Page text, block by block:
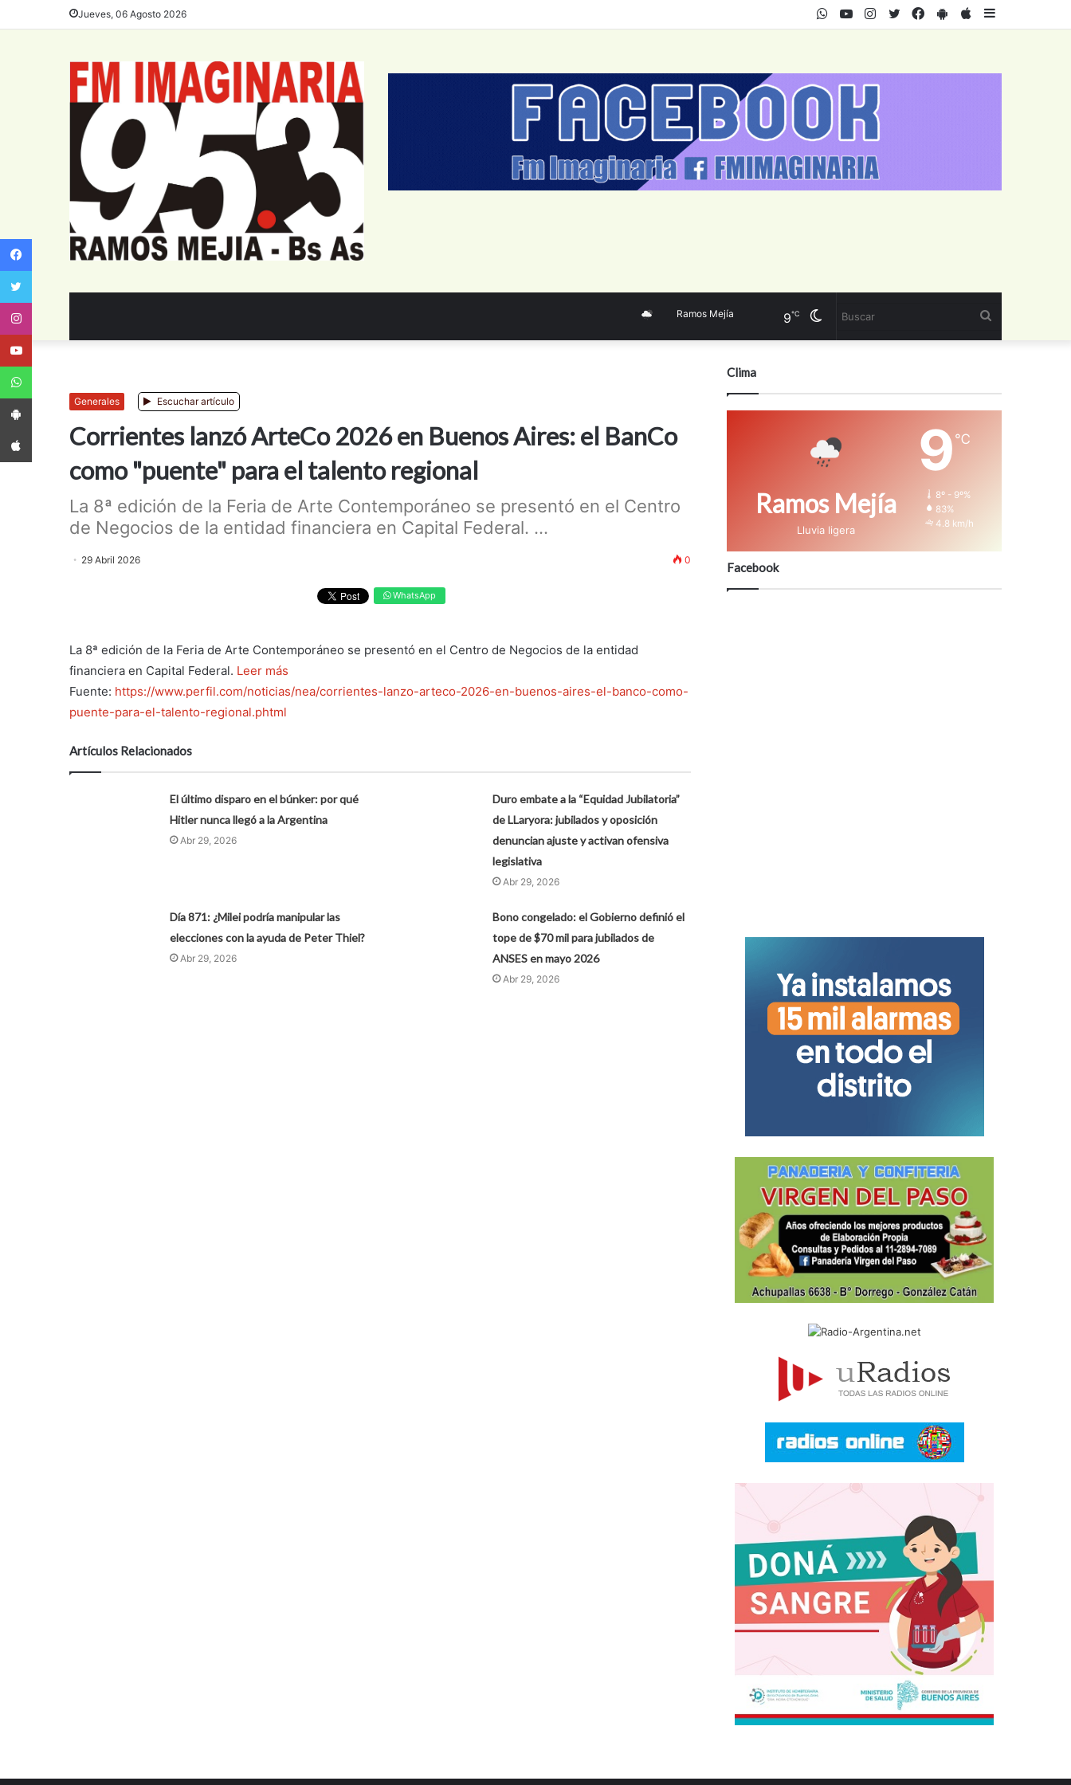
Jueves, 06 Agosto 2026 AppStore
PlayStore
Facebook
Twitter
Instagram
Youtube
WhatsApp
Cambiar
Ramos Mejía 9℃
Generales Escuchar artículo
Corrientes lanzó ArteCo 2026 en Buenos Aires: el BanCo
como "puente" para el talento regional
La 8ª edición de la Feria de Arte Contemporáneo se presentó en el Centro
de Negocios de la entidad financiera en Capital Federal. ...
29 Abril 2026 0
WhatsApp
La 8ª edición de la Feria de Arte Contemporáneo se presentó en el Centro de Negocios de la entidad
financiera en Capital Federal. Leer más
Fuente: https://www.perfil.com/noticias/nea/corrientes-lanzo-arteco-2026-en-buenos-aires-el-banco-como-
puente-para-el-talento-regional.phtml
Artículos Relacionados
El último disparo en el búnker: por qué
Hitler nunca llegó a la Argentina
Abr 29, 2026
Duro embate a la “Equidad Jubilatoria”
de LLaryora: jubilados y oposición
denuncian ajuste y activan ofensiva
legislativa
Abr 29, 2026
Día 871: ¿Milei podría manipular las
elecciones con la ayuda de Peter Thiel?
Abr 29, 2026
Bono congelado: el Gobierno definió el
tope de $70 mil para jubilados de
ANSES en mayo 2026
Abr 29, 2026
Clima
Ramos Mejía
Lluvia ligera
9 ℃
8º - 9º%
83%
4.8 km/h
Facebook
Facebook
App Android